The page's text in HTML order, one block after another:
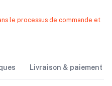
le processus de commande et
Livraison & paiement